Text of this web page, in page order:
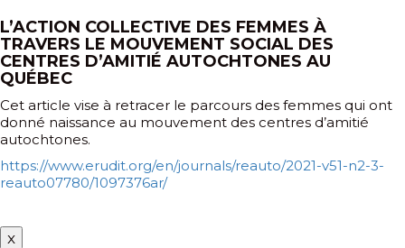
L’ACTION COLLECTIVE DES FEMMES À
TRAVERS LE MOUVEMENT SOCIAL DES
CENTRES D’AMITIÉ AUTOCHTONES AU
QUÉBEC
Cet article vise à retracer le parcours des femmes qui ont
donné naissance au mouvement des centres d’amitié
autochtones.
https://www.erudit.org/en/journals/reauto/2021-v51-n2-3-
reauto07780/1097376ar/
x